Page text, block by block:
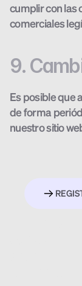
cumplir con las
comerciales
9.
Es posible que
de forma
nuestro sitio
REGIS